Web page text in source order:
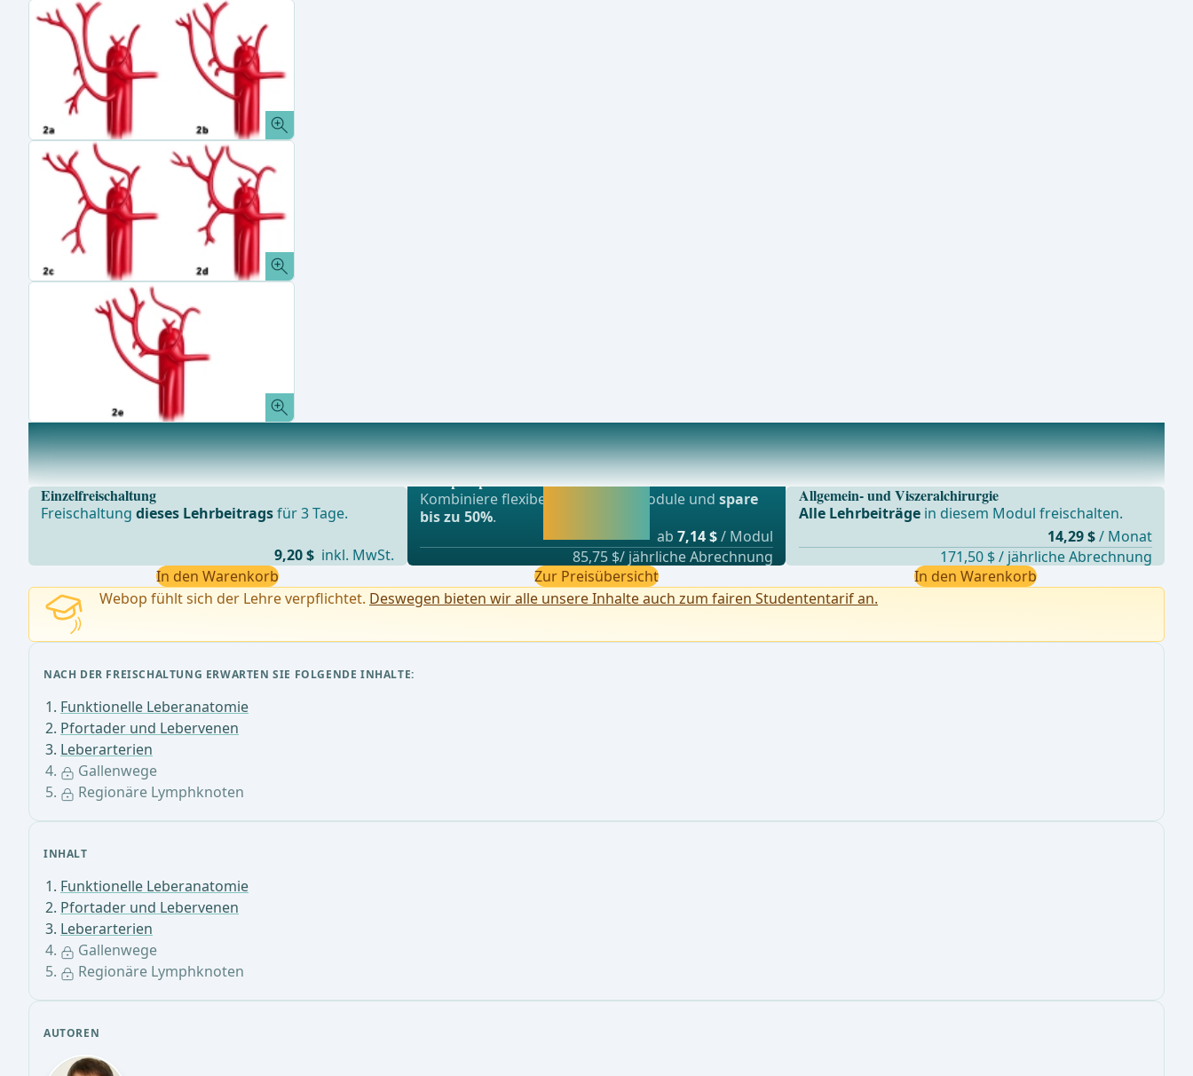
INHALT
Funktionelle Leberanatomie
Pfortader und Lebervenen
Leberarterien
Gallenwege
Regionäre Lymphknoten
AUTOREN
Gallenwege
Der extrahepatische Anteil des Ductus hepaticus sinister ist in etwa 3-5 cm lang und entsteht in de
Einzelfreischaltung
Freischaltungdieses Lehrbeitragsfür 3 Tage.
9,20 $ inkl. MwSt.
In den Warenkorb
Beliebtestes Angebot
webop - Sparflex
Kombiniere flexibel unsere Lernmodule undspare
bis zu 50%.
ab 7,14 $/ Modul
85,75 $/ jährliche Abrechnung
Zur Preisübersicht
Allgemein- und Viszeralchirurgie
Alle Lehrbeiträgein diesem Modul freischalten.
14,29 $ / Monat
171,50 $ / jährliche Abrechnung
In den Warenkorb
Webop fühlt sich der Lehre verpflichtet. Deswegen bieten wir alle unsere Inhalte auch zum fairen Studententarif an.
NACH DER FREISCHALTUNG ERWARTEN SIE FOLGENDE INHALTE:
Funktionelle Leberanatomie
Pfortader und Lebervenen
Leberarterien
Gallenwege
Regionäre Lymphknoten